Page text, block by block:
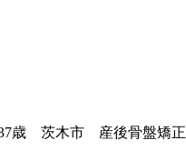
歳 茨木市 産後骨盤矯正